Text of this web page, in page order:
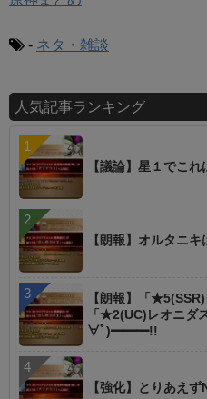
- ネタ・雑談
人気記事ランキング
【議論】星１でこ
【朗報】オルタニ
【朗報】「
「★2(UC)レオニ
∀ﾟ)━━━!!
【強化】とりあえ